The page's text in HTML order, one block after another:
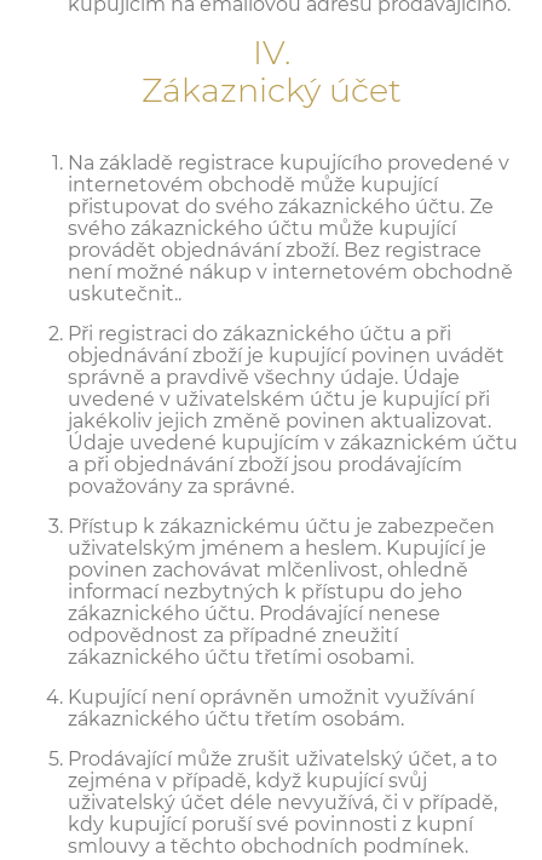
IV.
Zákaznický účet
Na základě registrace kupujícího provedené v
internetovém obchodě může kupující
přistupovat do svého zákaznického účtu. Ze
svého zákaznického účtu může kupující
provádět objednávání zboží. Bez registrace
není možné nákup v internetovém obchodně
uskutečnit..
Při registraci do zákaznického účtu a při
objednávání zboží je kupující povinen uvádět
správně a pravdivě všechny údaje. Údaje
uvedené v uživatelském účtu je kupující při
jakékoliv jejich změně povinen aktualizovat.
Údaje uvedené kupujícím v zákaznickém účtu
a při objednávání zboží jsou prodávajícím
považovány za správné.
Přístup k zákaznickému účtu je zabezpečen
uživatelským jménem a heslem. Kupující je
povinen zachovávat mlčenlivost, ohledně
informací nezbytných k přístupu do jeho
zákaznického účtu. Prodávající nenese
odpovědnost za případné zneužití
zákaznického účtu třetími osobami.
Kupující není oprávněn umožnit využívání
zákaznického účtu třetím osobám.
Prodávající může zrušit uživatelský účet, a to
zejména v případě, když kupující svůj
uživatelský účet déle nevyužívá, či v případě,
kdy kupující poruší své povinnosti z kupní
smlouvy a těchto obchodních podmínek.